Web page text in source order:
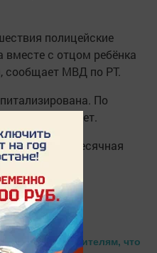
полицейские
с отцом ребёнка
сообщает МВД по РТ.
По
не угрожает.
пятимесячная
больницу.
также:
водителям, что